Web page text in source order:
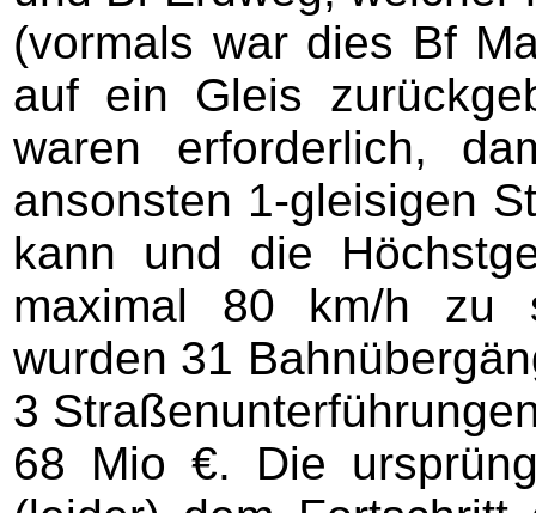
(vormals war dies Bf
auf ein Gleis
waren erforderlich,
ansonsten 1-gleisigen
kann und die
maximal 80 km/h zu
wurden 31
3
68 Mio €. Die